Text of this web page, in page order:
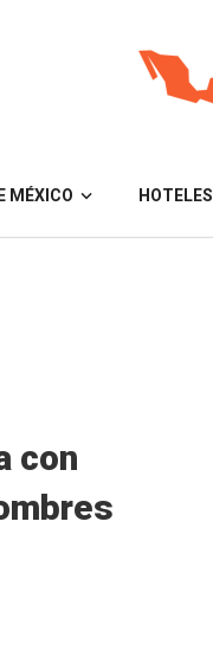
MÉXICO HOTELES
con